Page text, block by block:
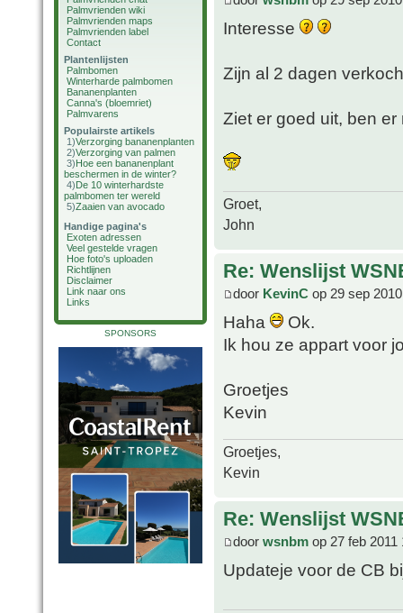
Palmvrienden wiki
Palmvrienden maps
Palmvrienden label
Contact
Plantenlijsten
Palmbomen
Winterharde palmbomen
Bananenplanten
Canna's (bloemriet)
Palmvarens
Populairste artikels
1)Verzorging bananenplanten
2)Verzorging van palmen
3)Hoe een bananenplant
beschermen in de winter?
4)De 10 winterhardste
palmbomen ter wereld
5)Zaaien van avocado
Handige pagina's
Exoten adressen
Veel gestelde vragen
Hoe foto's uploaden
Richtlijnen
Disclaimer
Link naar ons
Links
SPONSORS
Interesse
Zijn al 2 dagen
Ziet er goed uit, ben er
Groet,
John
Re: Wenslijst
door KevinC op 29 sep
Haha
Ok.
Ik hou ze appart voor
Groetjes
Kevin
Groetjes,
Kevin
Re: Wenslijst
door wsnbm op 27 feb 2011
Updateje voor de CB